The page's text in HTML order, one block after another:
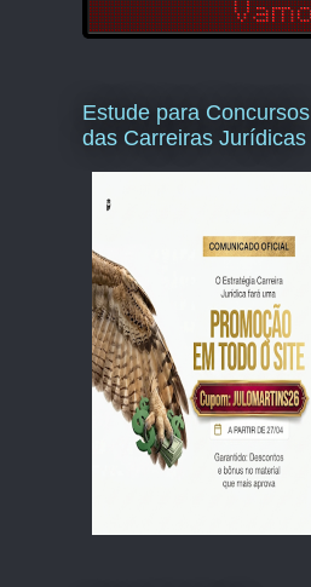
Estude para Concursos
das Carreiras Jurídicas